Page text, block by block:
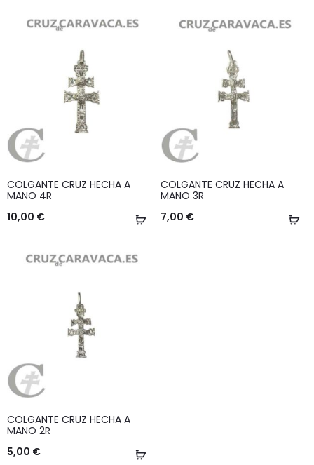
carrito
Añadir
COLGANTE CRUZ HECHA A
MANO 4R
10,00 €
COLGANTE CRUZ HECHA A
MANO 3R
7,00 €
Añadir
COLGANTE CRUZ HECHA A
MANO 2R
5,00 €